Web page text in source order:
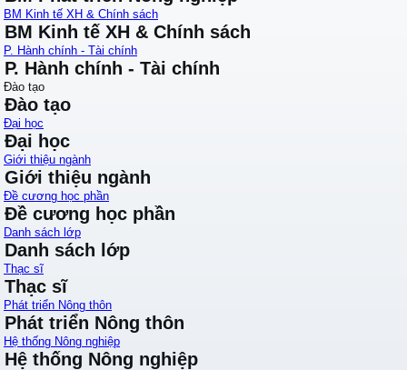
BM Kinh tế XH & Chính sách
BM Kinh tế XH & Chính sách
P. Hành chính - Tài chính
P. Hành chính - Tài chính
Đào tạo
Đào tạo
Đại học
Đại học
Giới thiệu ngành
Giới thiệu ngành
Đề cương học phần
Đề cương học phần
Danh sách lớp
Danh sách lớp
Thạc sĩ
Thạc sĩ
Phát triển Nông thôn
Phát triển Nông thôn
Hệ thống Nông nghiệp
Hệ thống Nông nghiệp